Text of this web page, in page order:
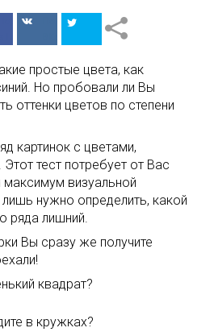
ПоделитьсяПоделиться
простые цвета, как
Но пробовали ли Вы
оттенки цветов по степени
картинок с цветами,
Этот тест потребует от Вас
визуальной
нужно определить, какой
ряда лишний.
Вы сразу же получите
квадрат?
в кружках?